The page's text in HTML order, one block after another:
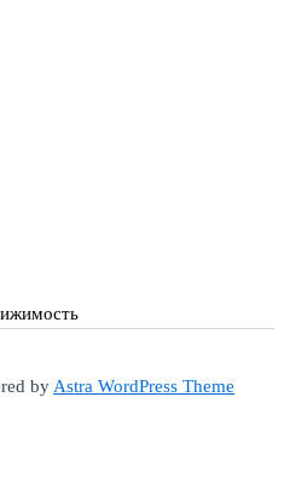
by Astra WordPress Theme